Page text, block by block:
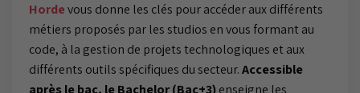
Hordevous donne les clés pour accéder aux différents
métiers proposés par les studios en vous formant au
code, à la gestion de projets technologiques et aux
différents outils spécifiques du secteur.Accessible